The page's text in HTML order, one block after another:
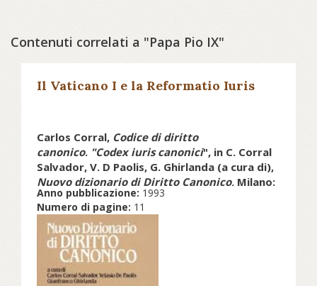
Contenuti correlati a "Papa Pio IX"
Il Vaticano I e la Reformatio Iuris
Carlos Corral, Codice di diritto
canonico. "Codex iuris canonici", in C. Corral
Salvador, V. D Paolis, G. Ghirlanda (a cura di),
Nuovo dizionario di Diritto Canonico, Milano:
San Paolo, 1993 pp. 190-200
Anno pubblicazione: 1993
Numero di pagine: 11